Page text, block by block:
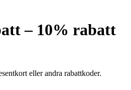
– 10% rabatt
eller andra rabattkoder.